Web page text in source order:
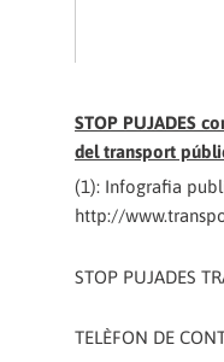
STOP PUJADES
del transport
(1): Infografia
http://
STOP PUJADES
TELÈFON DE